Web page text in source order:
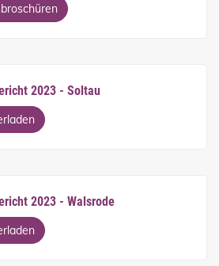
2023 - Soltau
2023 - Walsrode